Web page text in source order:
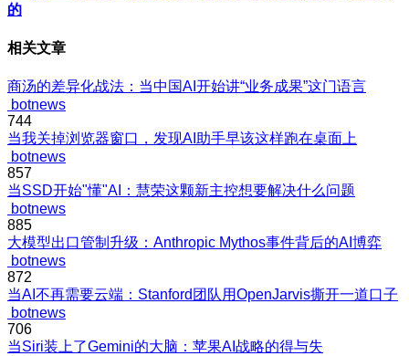
的
相关文章
商汤的差异化战法：当中国AI开始讲“业务成果”这门语言
botnews
744
当我关掉浏览器窗口，发现AI助手早该这样跑在桌面上
botnews
857
当SSD开始"懂"AI：慧荣这颗新主控想要解决什么问题
botnews
885
大模型出口管制升级：Anthropic Mythos事件背后的AI博弈
botnews
872
当AI不再需要云端：Stanford团队用OpenJarvis撕开一道口子
botnews
706
当Siri装上了Gemini的大脑：苹果AI战略的得与失